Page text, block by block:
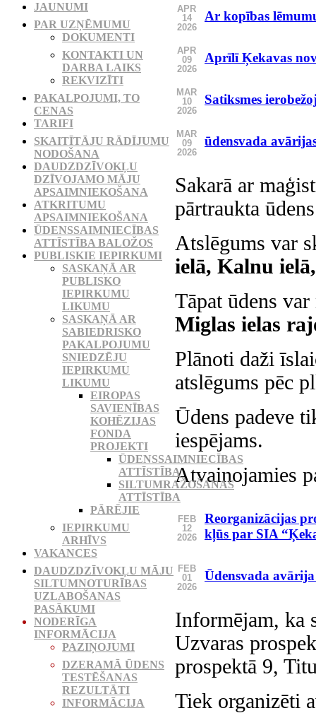
APR
14
2026
Ar kopības
APR
09
2026
Aprīlī Ķekavas
MAR
10
2026
Satiksmes
MAR
09
2026
ūdensvada
Sakarā ar
pārtraukta
Atslēgums var
ielā, Kalnu
Tāpat ūdens
Miglas ielas
Plānoti daži
atslēgums pēc
Ūdens padeve
iespējams.
Atvainojamies
FEB
12
2026
Reorganizācijas
kļūs par SIA
FEB
01
2026
Ūdensvada
Informējam, ka
Uzvaras
prospektā 9,
Tiek organizēti
JAUNUMI
PAR UZŅĒMUMU
DOKUMENTI
KONTAKTI UN
DARBA LAIKS
REKVIZĪTI
PAKALPOJUMI, TO
CENAS
TARIFI
SKAITĪTĀJU RĀDĪJUMU
NODOŠANA
DAUDZDZĪVOKĻU
DZĪVOJAMO MĀJU
APSAIMNIEKOŠANA
ATKRITUMU
APSAIMNIEKOŠANA
ŪDENSSAIMNIECĪBAS
ATTĪSTĪBA BALOŽOS
PUBLISKIE IEPIRKUMI
SASKAŅĀ AR
PUBLISKO
IEPIRKUMU
LIKUMU
SASKAŅĀ AR
SABIEDRISKO
PAKALPOJUMU
SNIEDZĒJU
IEPIRKUMU
LIKUMU
EIROPAS
SAVIENĪBAS
KOHĒZIJAS
FONDA
PROJEKTI
ŪDENSSAIMNIECĪBAS
ATTĪSTĪBA
SILTUMRAŽOŠANAS
ATTĪSTĪBA
PĀRĒJIE
IEPIRKUMU
ARHĪVS
VAKANCES
DAUDZDZĪVOKĻU MĀJU
SILTUMNOTURĪBAS
UZLABOŠANAS
PASĀKUMI
NODERĪGA
INFORMĀCIJA
PAZIŅOJUMI
DZERAMĀ ŪDENS
TESTĒŠANAS
REZULTĀTI
INFORMĀCIJA